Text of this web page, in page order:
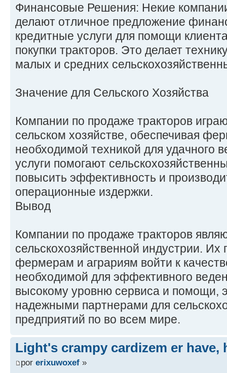
Финансовые Решения: Некие
делают отличное предложение
кредитные услуги для помощи
покупки тракторов. Это делает
малых и средних
Значение для Сельского Хозяйства
Компании по продаже тракторов
сельском хозяйстве, обеспечивая
необходимой техникой для удачного
услуги помогают
повысить эффективность и
операционные издержки.
Вывод
Компании по продаже тракторов
сельскохозяйственной индустрии.
фермерам и аграриям войти к
необходимой для эффективного
высокому уровню сервиса и помощи,
надежными партнерами для
предприятий по во всем мире.
Light's crampy cardizem er have,
por erixuwoxef »